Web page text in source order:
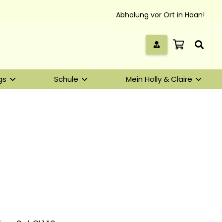
Abholung vor Ort in Haan!
Schule Mein Holly & Claire